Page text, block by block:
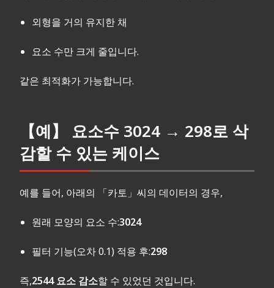
외형을 거의 유지한 채
요소 수만 크게 줄입니다.
같은 최적화가 가능합니다.
【예】 요소수 3024 → 298로 삭
감할 수 있는 케이스
예를 들어, 아래의 「카토」씨의 데이터의 경우,
원래 모양의 요소 수:3024
필터 기능(오차 0.1) 적용 후:298
즉,2544 요소 감소할 수 있었던 것입니다.